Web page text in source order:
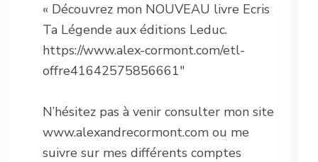
« Découvrez mon NOUVEAU livre Ecris
Ta Légende aux éditions Leduc.
https://www.alex-cormont.com/etl-
offre41642575856661″
N’hésitez pas à venir consulter mon site
www.alexandrecormont.com ou me
suivre sur mes différents comptes